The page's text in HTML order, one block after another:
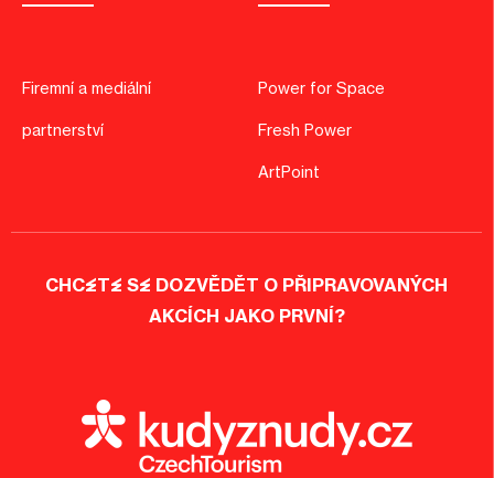
Firemní a mediální
partnerství
Power for Space
Fresh Power
ArtPoint
CHCETE SE DOZVĚDĚT O PŘIPRAVOVANÝCH
AKCÍCH JAKO PRVNÍ?